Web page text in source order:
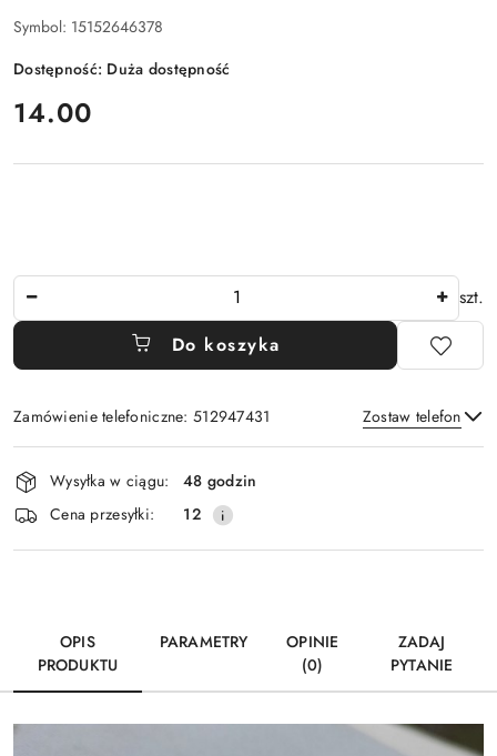
Symbol: 15152646378
Dostępność: Duża dostępność
cena:
14.00
szt.
Do koszyka
Zamówienie telefoniczne: 512947431 Zostaw telefon
Wyślij
Dostępność
i
dostawa
Wysyłka w ciągu:
48 godzin
Cena przesyłki:
12
OPIS
PRODUKTU
PARAMETRY
OPINIE
(0)
ZADAJ
PYTANIE